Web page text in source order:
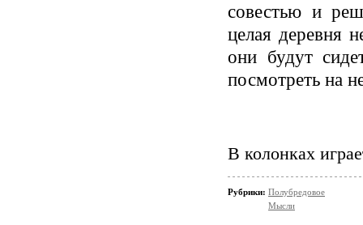
совестью и
целая деревня
они будут
посмотреть на
В колонках
Рубрики: Полубредовое
Мысли